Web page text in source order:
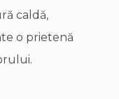
caldă,
o prietenă